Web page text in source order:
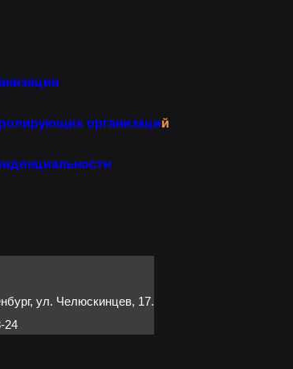
организаций
ул. Челюскинцев, 17.
24